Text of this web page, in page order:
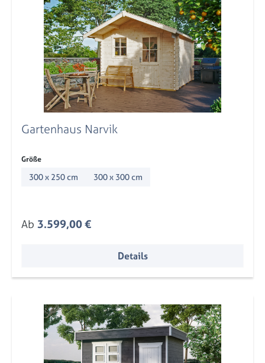
Gartenhaus Narvik
Größeauswählen
300 x 250 cm 300 x 300 cm
Regulärer Preis:
Ab 3.599,00 €
Details